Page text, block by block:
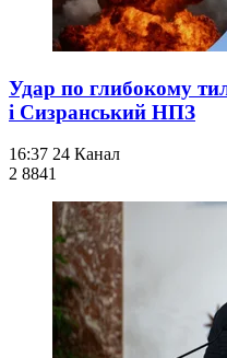
Удар по глибокому
і Сизранський НПЗ
16:37 24 Канал
2 8841